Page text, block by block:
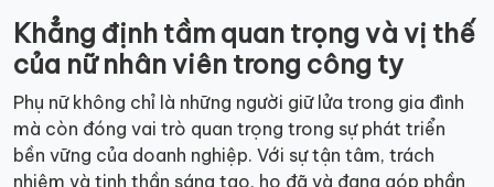
Khẳng định tầm quan trọng và vị thế
của nữ nhân viên trong công ty
Phụ nữ không chỉ là những người giữ lửa trong gia đình
mà còn đóng vai trò quan trọng trong sự phát triển
bền vững của doanh nghiệp. Với sự tận tâm, trách
nhiệm và tinh thần sáng tạo, họ đã và đang góp phần